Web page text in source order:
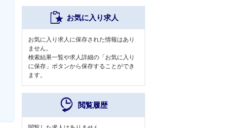
お気に入り求人
お気に入り求人に保存された情報はあり
ません。
検索結果一覧や求人詳細の「お気に入り
に保存」ボタンから保存することができ
ます。
閲覧履歴